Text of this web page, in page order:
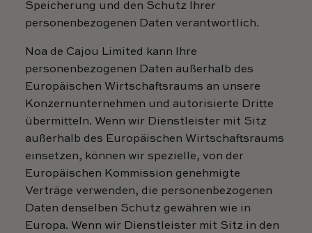
Speicherung und den Schutz Ihrer
personenbezogenen Daten verantwortlich.
Noa de Cajou Limited kann Ihre
personenbezogenen Daten außerhalb des
Europäischen Wirtschaftsraums an unsere
Konzernunternehmen und autorisierte Dritte
übermitteln. Wenn wir Dienstleister mit Sitz
außerhalb des Europäischen Wirtschaftsraums
einsetzen, können wir spezielle, von der
Europäischen Kommission genehmigte
Verträge verwenden, die personenbezogenen
Daten denselben Schutz gewähren wie in
Europa. Wenn wir Dienstleister mit Sitz in den